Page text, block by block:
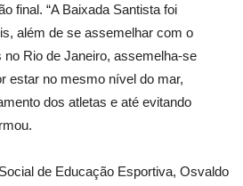
final. “A Baixada Santista foi
além de se assemelhar com o
Rio de Janeiro, assemelha-se
estar no mesmo nível do mar,
dos atletas e até evitando
de Educação Esportiva, Osvaldo